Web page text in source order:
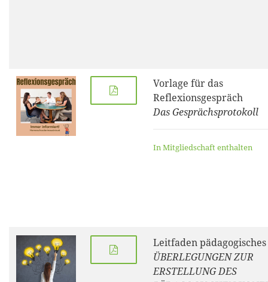
Vorlage für das
Reflexionsgespräch
Das Gesprächsprotokoll
In Mitgliedschaft enthalten
Leitfaden
ÜBERLEGUNGEN ZUR
ERSTELLUNG DES